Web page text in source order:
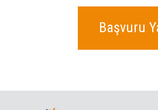
Başvuru